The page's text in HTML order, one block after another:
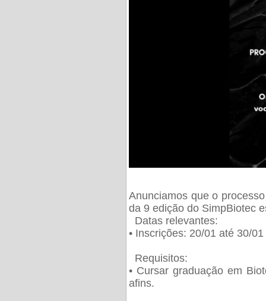
Anunciamos que o
da 9 edição do SimpBiotec
Datas relevantes:
• Inscrições: 20/01 até 30/01
Requisitos:
• Cursar graduação em
afins.